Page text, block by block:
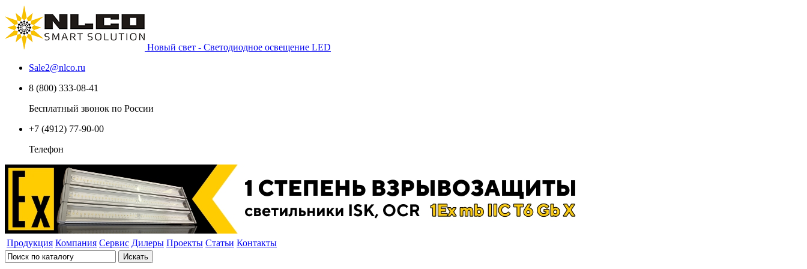
Новый свет - Светодиодное освещение LED
Sale2@nlco.ru
8 (800) 333-08-41
Бесплатный звонок по России
+7 (4912) 77-90-00
Телефон
Продукция Компания Сервис Дилеры Проекты Статьи Контакты